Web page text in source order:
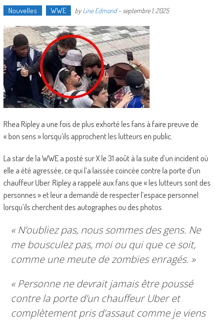
Nouvelles WWE byLine Edmond- septembre 1, 2025
Rhea Ripley a une fois de plus exhorté les fans à faire preuve de
« bon sens » lorsqu’ils approchent les lutteurs en public.
La star de la WWE a posté sur X le 31 août à la suite d’un incident où
elle a été agressée, ce qui l’a laissée coincée contre la porte d’un
chauffeur Uber. Ripley a rappelé aux fans que « les lutteurs sont des
personnes » et leur a demandé de respecter l’espace personnel
lorsqu’ils cherchent des autographes ou des photos.
« N’oubliez pas, nous sommes des gens. Ne
me bousculez pas, moi ou qui que ce soit,
comme une meute de zombies enragés. »
« Personne ne devrait jamais être poussé
contre la porte d’un chauffeur Uber et
complètement pris d’assaut comme je viens